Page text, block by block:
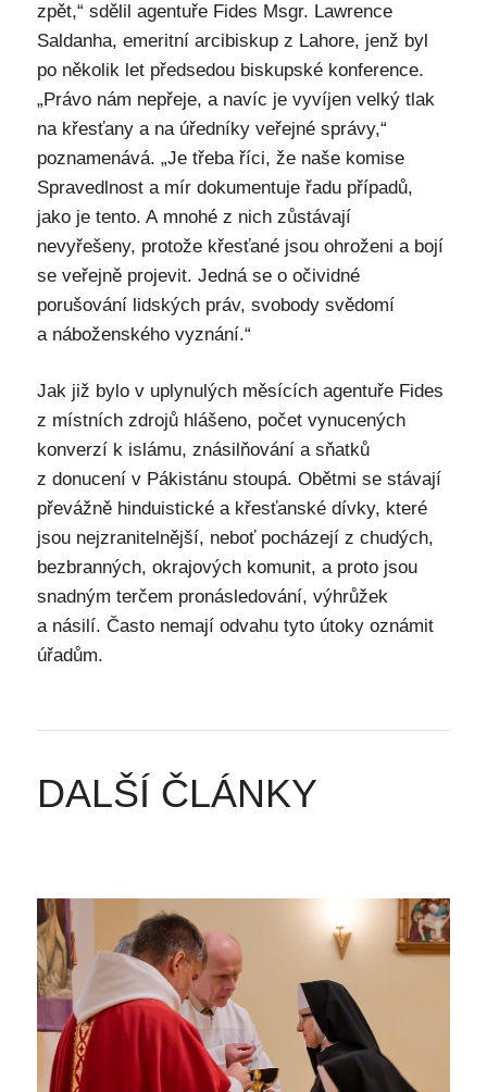
zpět,“ sdělil agentuře Fides Msgr. Lawrence
Saldanha, emeritní arcibiskup z Lahore, jenž byl
po několik let předsedou biskupské konference.
„Právo nám nepřeje, a navíc je vyvíjen velký tlak
na křesťany a na úředníky veřejné správy,“
poznamenává. „Je třeba říci, že naše komise
Spravedlnost a mír dokumentuje řadu případů,
jako je tento. A mnohé z nich zůstávají
nevyřešeny, protože křesťané jsou ohroženi a bojí
se veřejně projevit. Jedná se o očividné
porušování lidských práv, svobody svědomí
a náboženského vyznání.“
Jak již bylo v uplynulých měsících agentuře Fides
z místních zdrojů hlášeno, počet vynucených
konverzí k islámu, znásilňování a sňatků
z donucení v Pákistánu stoupá. Obětmi se stávají
převážně hinduistické a křesťanské dívky, které
jsou nejzranitelnější, neboť pocházejí z chudých,
bezbranných, okrajových komunit, a proto jsou
snadným terčem pronásledování, výhrůžek
a násilí. Často nemají odvahu tyto útoky oznámit
úřadům.
DALŠÍ ČLÁNKY